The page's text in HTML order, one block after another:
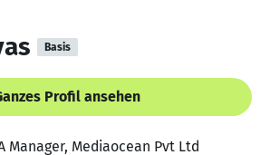
Basis
Profil ansehen
Manager, Mediaocean Pvt Ltd